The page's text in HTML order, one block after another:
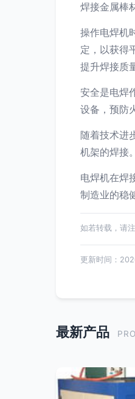
焊接金属棒
操作电焊机
定，以获得
提升焊接质
安全是电焊
设备，预防
随着技术进
机架的焊接
电焊机在焊
制造业的稳
如若转载，请
更新时间：
最新产品